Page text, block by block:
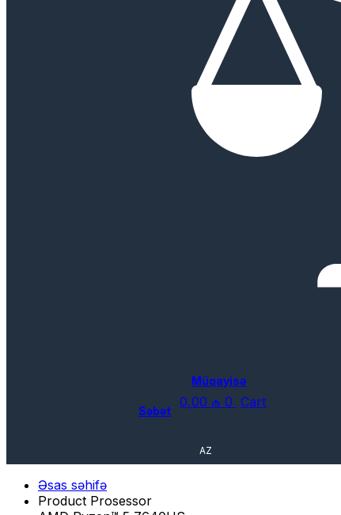
Müqayisə
0,00 ₼ 0 Cart
Səbət
AZ
Əsas səhifə
Product Prosessor